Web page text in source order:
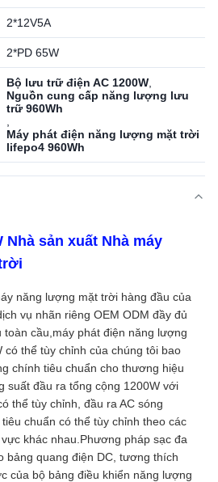
2*12V5A
2*PD 65W
Bộ lưu trữ điện AC 1200W
Nguồn cung cấp năng lượng lưu
trữ 960Wh
Máy phát điện năng lượng mặt trời
lifepo4 960Wh
Nhà sản xuất Nhà máy
năng lượng mặt trời hàng đầu của
vụ nhãn riêng OEM ODM đầy đủ
toàn cầu,máy phát điện năng lượng
có thể tùy chỉnh của chúng tôi bao
chính tiêu chuẩn cho thương hiệu
suất đầu ra tổng cộng 1200W với
thể tùy chỉnh, đầu ra AC sóng
chuẩn có thể tùy chỉnh theo các
khác nhau.Phương pháp sạc đa
bảng quang điện DC, tương thích
của bộ bảng điều khiển năng lượng